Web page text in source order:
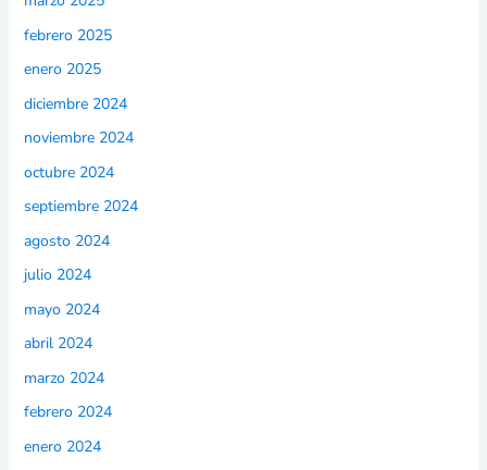
febrero 2025
enero 2025
diciembre 2024
noviembre 2024
octubre 2024
septiembre 2024
agosto 2024
julio 2024
mayo 2024
abril 2024
marzo 2024
febrero 2024
enero 2024